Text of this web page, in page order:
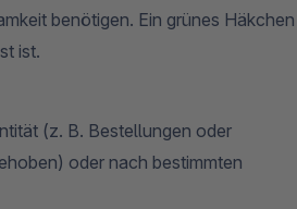
benötigen. Ein grünes Häkchen
ist.
(z. B. Bestellungen oder
oder nach bestimmten